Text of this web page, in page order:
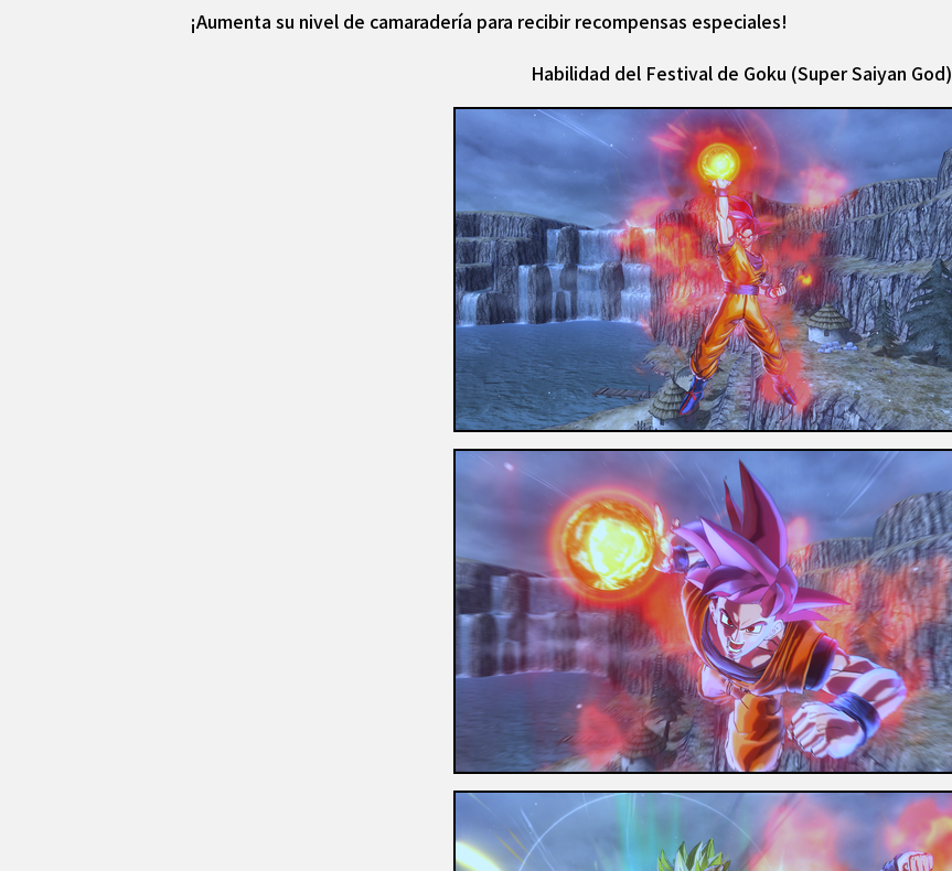
¡Aumenta su nivel de camaradería para recibir recompensas especiales!
Habilidad del Festival de Goku (Super Saiyan God)